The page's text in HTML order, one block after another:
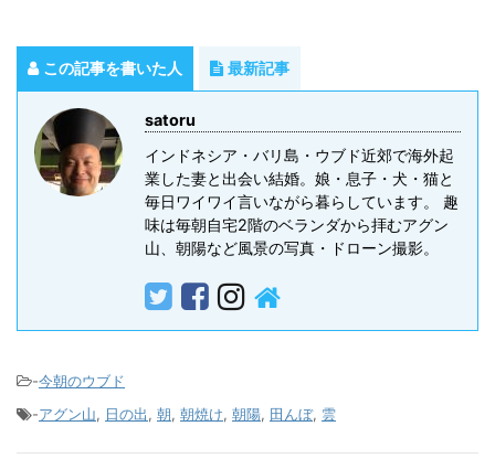
この記事を書いた人 最新記事
satoru
インドネシア・バリ島・ウブド近郊で海外起
業した妻と出会い結婚。娘・息子・犬・猫と
毎日ワイワイ言いながら暮らしています。 趣
味は毎朝自宅2階のベランダから拝むアグン
山、朝陽など風景の写真・ドローン撮影。
-今朝のウブド
-アグン山, 日の出, 朝, 朝焼け, 朝陽, 田んぼ, 雲